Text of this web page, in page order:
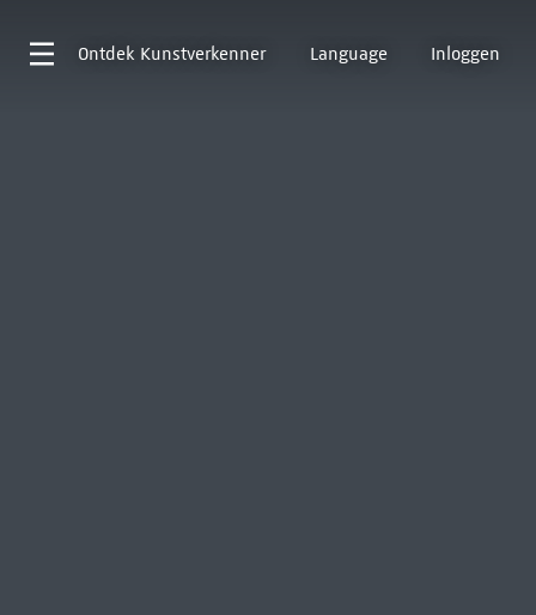
Ontdek Kunstverkenner Language Inloggen